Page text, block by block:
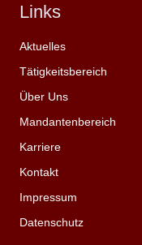
Links
Aktuelles
Tätigkeitsbereich
Über Uns
Mandantenbereich
Karriere
Kontakt
Impressum
Datenschutz